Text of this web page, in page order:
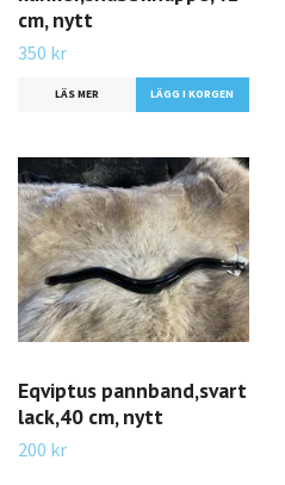
cm, nytt
350 kr
LÄS MER
Eqviptus pannband,svart
lack,40 cm, nytt
200 kr